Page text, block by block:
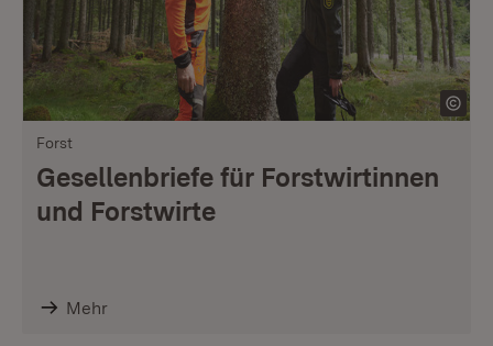
Forst
Gesellenbriefe für Forstwirtinnen
und Forstwirte
Mehr